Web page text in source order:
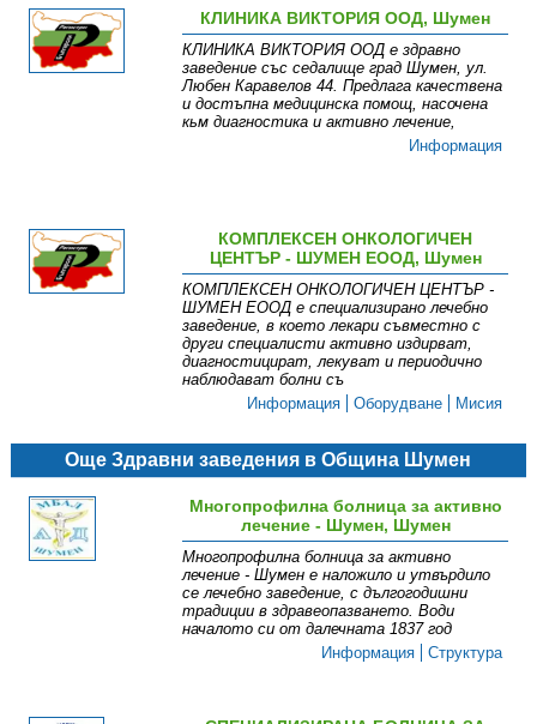
КЛИНИКА ВИКТОРИЯ ООД, Шумен
КЛИНИКА ВИКТОРИЯ ООД е здравно
заведение със седалище град Шумен, ул.
Любен Каравелов 44. Предлага качествена
и достъпна медицинска помощ, насочена
кьм диагностика и активно лечение,
Информация
КОМПЛЕКСЕН ОНКОЛОГИЧЕН
ЦЕНТЪР - ШУМЕН ЕООД, Шумен
КОМПЛЕКСЕН ОНКОЛОГИЧЕН ЦЕНТЪР -
ШУМЕН ЕООД е специализирано лечебно
заведение, в което лекари съвместно с
други специалисти активно издирват,
диагностицират, лекуват и периодично
наблюдават болни съ
Информация
Оборудване Мисия
Още Здравни заведения в Община Шумен
Многопрофилна болница за активно
лечение - Шумен, Шумен
Многопрофилна болница за активно
лечение - Шумен е наложило и утвърдило
се лечебно заведение, с дългогодишни
традиции в здравеопазването. Води
началото си от далечната 1837 год
Информация
Структура